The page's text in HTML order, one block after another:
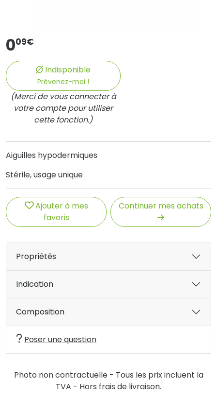
009€
Indisponible
Prévenez-moi !
(Merci de vous connecter à
votre compte pour utiliser
cette fonction.)
Aiguilles hypodermiques
Stérile, usage unique
Ajouter à mes
favoris
Continuer mes achats
Propriétés
Indication
Composition
Poser une question
Photo non contractuelle - Tous les prix incluent la
TVA - Hors frais de livraison.